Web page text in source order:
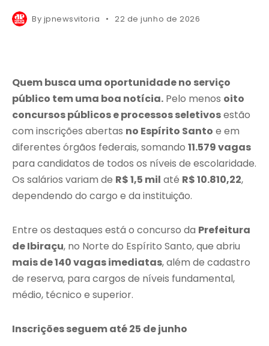
By jpnewsvitoria 22 de junho de 2026
Quem busca uma oportunidade no serviço
público tem uma boa notícia. Pelo menos oito
concursos públicos e processos seletivosestão
com inscrições abertas no Espírito Santo e em
diferentes órgãos federais, somando 11.579 vagas
para candidatos de todos os níveis de escolaridade.
Os salários variam de R$ 1,5 mil até R$ 10.810,22,
dependendo do cargo e da instituição.
Entre os destaques está o concurso da Prefeitura
de Ibiraçu, no Norte do Espírito Santo, que abriu
mais de 140 vagas imediatas, além de cadastro
de reserva, para cargos de níveis fundamental,
médio, técnico e superior.
Inscrições seguem até 25 de junho